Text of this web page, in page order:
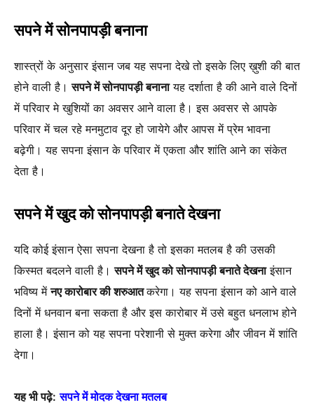
सपने में सोनपापड़ी बनाना
शास्त्रों के अनुसार इंसान जब यह सपना देखे तो इसके लिए ख़ुशी की बात
होने वाली है।सपने में सोनपापड़ी बनानायह दर्शाता है की आने वाले दिनों
में परिवार मे खुशियों का अवसर आने वाला है। इस अवसर से आपके
परिवार में चल रहे मनमुटाव दूर हो जायेगे और आपस में प्रेम भावना
बढ़ेगी। यह सपना इंसान के परिवार में एकता और शांति आने का संकेत
देता है।
सपने में खुद को सोनपापड़ी बनाते देखना
यदि कोई इंसान ऐसा सपना देखना है तो इसका मतलब है की उसकी
किस्मत बदलने वाली है।सपने में खुद को सोनपापड़ी बनाते देखनाइंसान
भविष्य मेंनए कारोबार की शरुआतकरेगा। यह सपना इंसान को आने वाले
दिनों में धनवान बना सकता है और इस कारोबार में उसे बहुत धनलाभ होने
हाला है। इंसान को यह सपना परेशानी से मुक्त करेगा और जीवन में शांति
देगा।
यह भी पढ़े: सपने में मोदक देखना मतलब